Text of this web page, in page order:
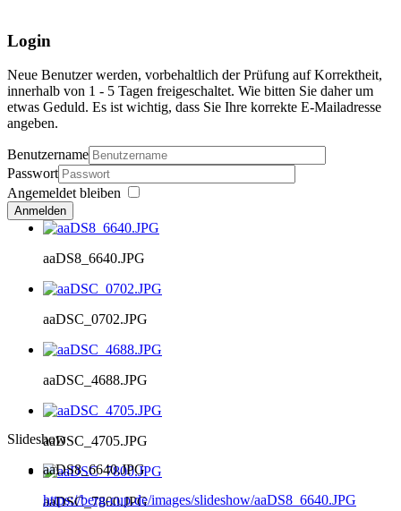
Login
Neue Benutzer werden, vorbehaltlich der Prüfung auf Korrektheit,
innerhalb von 1 - 5 Tagen freigeschaltet. Wie bitten Sie daher um
etwas Geduld. Es ist wichtig, dass Sie Ihre korrekte E-Mailadresse
angeben.
Benutzername
Passwort
Angemeldet bleiben
Anmelden
aaDS8_6640.JPG
aaDSC_0702.JPG
aaDSC_4688.JPG
aaDSC_4705.JPG
aaDSC_7800.JPG
Slideshow
aaDS8_6640.JPG
https://berg-cup.de/images/slideshow/aaDS8_6640.JPG